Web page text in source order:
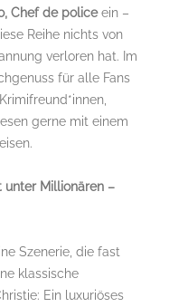
Chef de policeein –
Reihe nichts von
verloren hat. Im
für alle Fans
gerne mit einem
unter Millionären –
Szenerie, die fast
klassische
Ein luxuriöses